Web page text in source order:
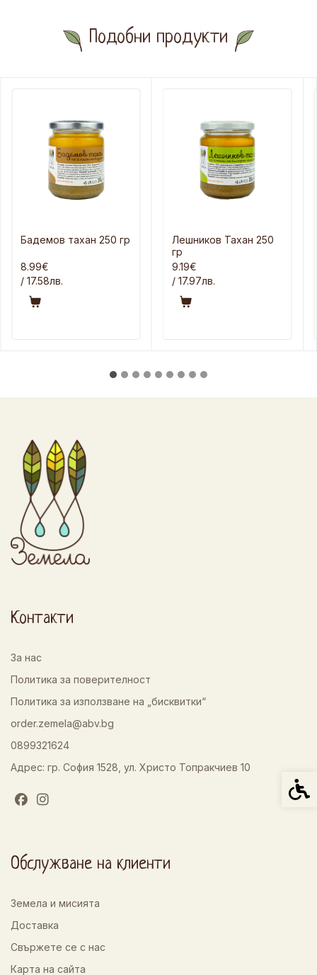
Подобни продукти
Бадемов тахан 250 гр
8.99€
/ 17.58лв.
Лешников Тахан 250
гр
9.19€
/ 17.97лв.
Контакти
За нас
Политика за поверителност
Политика за използване на „бисквитки“
order.zemela@abv.bg
0899321624
Адрес: гр. София 1528, ул. Христо Топракчиев 10
Обслужване на клиенти
Земела и мисията
Доставка
Свържете се с нас
Карта на сайта